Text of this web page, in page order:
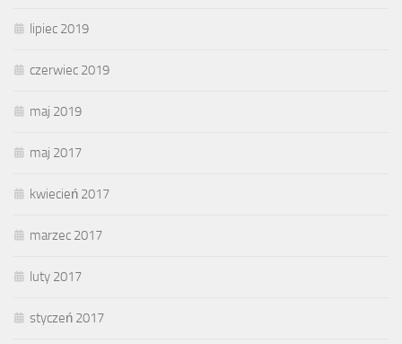
lipiec 2019
czerwiec 2019
maj 2019
maj 2017
kwiecień 2017
marzec 2017
luty 2017
styczeń 2017